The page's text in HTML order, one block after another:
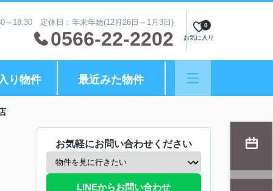
～18:30 定休日：年末年始(12月26日～1月3日)
0566-22-2202 お気に入り
0
り物件 最近みた物件
お気軽にお問い合わせください
LINEからお問い合わせ